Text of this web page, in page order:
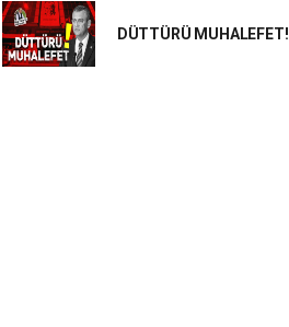
DÜTTÜRÜ MUHALEFET!